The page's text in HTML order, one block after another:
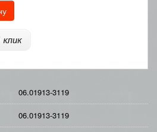
06.01913-3119
06.01913-3119